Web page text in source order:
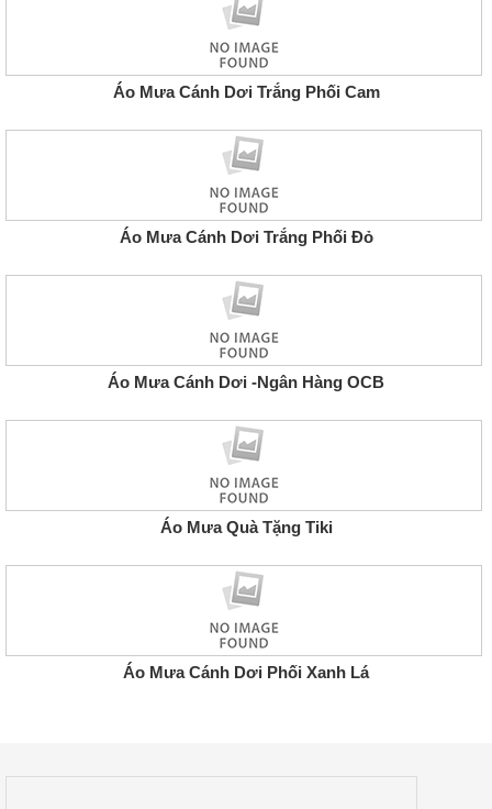
Áo Mưa Cánh Dơi Trắng Phối Cam
Áo Mưa Cánh Dơi Trắng Phối Đỏ
Áo Mưa Cánh Dơi -Ngân Hàng OCB
Áo Mưa Quà Tặng Tiki
Áo Mưa Cánh Dơi Phối Xanh Lá